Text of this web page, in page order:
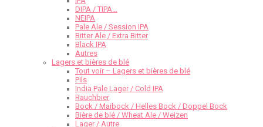
DIPA / TIPA…
NEIPA
Pale Ale / Session IPA
Bitter Ale / Extra Bitter
Black IPA
Autres
Lagers et bières de blé
Tout voir – Lagers et bières de blé
Pils
India Pale Lager / Cold IPA
Rauchbier
Bock / Maibock / Helles Bock / Doppel Bock
Bière de blé / Wheat Ale / Weizen
Lager / Autre